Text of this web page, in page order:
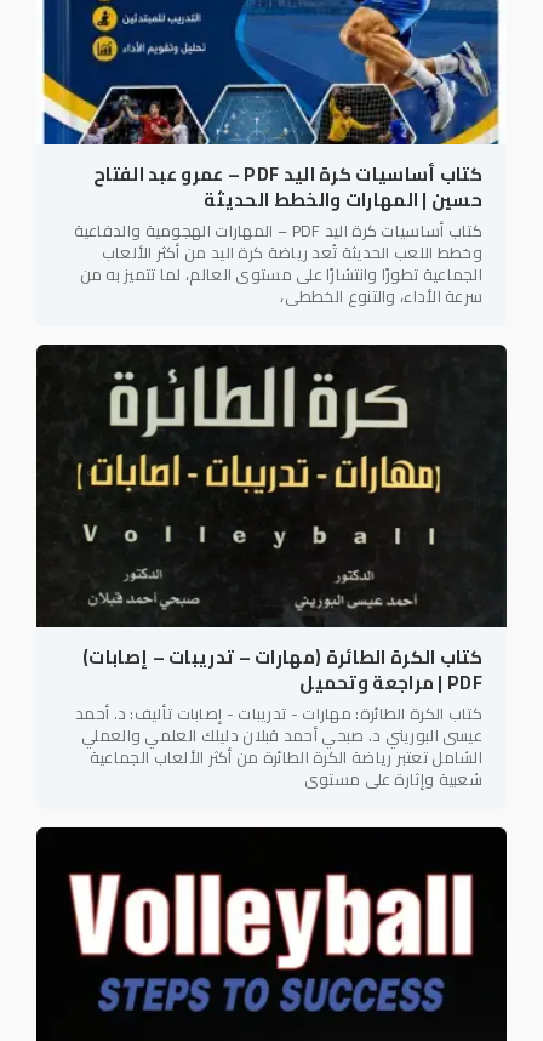
كتاب أساسيات كرة اليد PDF – عمرو عبد الفتاح
حسين | المهارات والخطط الحديثة
كتاب أساسيات كرة اليد PDF – المهارات الهجومية والدفاعية
وخطط اللعب الحديثة تُعد رياضة كرة اليد من أكثر الألعاب
الجماعية تطورًا وانتشارًا على مستوى العالم، لما تتميز به من
سرعة الأداء، والتنوع الخططي،
كتاب الكرة الطائرة (مهارات – تدريبات – إصابات)
PDF | مراجعة وتحميل
كتاب الكرة الطائرة: مهارات - تدريبات - إصابات تأليف: د. أحمد
عيسى البوريني د. صبحي أحمد قبلان دليلك العلمي والعملي
الشامل تعتبر رياضة الكرة الطائرة من أكثر الألعاب الجماعية
شعبية وإثارة على مستوى